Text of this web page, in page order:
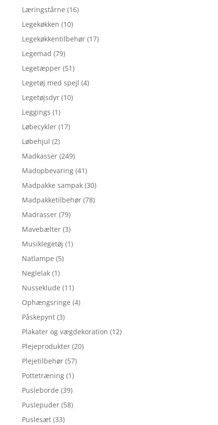
Læringstårne (16)
Legekøkken (10)
Legekøkkentilbehør (17)
Legemad (79)
Legetæpper (51)
Legetøj med spejl (4)
Legetøjsdyr (10)
Leggings (1)
Løbecykler (17)
Løbehjul (2)
Madkasser (249)
Madopbevaring (41)
Madpakke sampak (30)
Madpakketilbehør (78)
Madrasser (79)
Mavebælter (3)
Musiklegetøj (1)
Natlampe (5)
Neglelak (1)
Nusseklude (11)
Ophængsringe (4)
Påskepynt (3)
Plakater og vægdekoration (12)
Plejeprodukter (20)
Plejetilbehør (57)
Pottetræning (1)
Pusleborde (39)
Puslepuder (58)
Puslesæt (33)